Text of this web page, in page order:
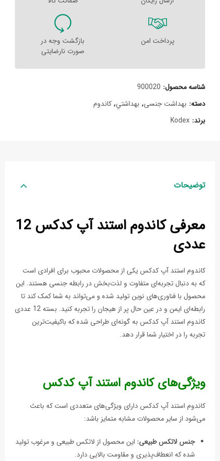
پرداخت امن
بازگشت وجه در
صورت نارضایتی
شناسه محصول: 900020
دسته: بهداشت جنسی, بهداشتي, کاندوم
برند: Kodex
توضیحات
معرفی کاندوم استند آپ کدکس 12
عددی
کاندوم استند آپ کدکس یکی از محصولات محبوب برای افرادی است
که به دنبال تجربه‌ای متفاوت و لذت‌بخش در رابطه جنسی هستند. این
محصول با فناوری‌های نوین تولید شده و می‌تواند به شما کمک کند تا
رابطه‌ای ایمن و در عین حال پر از هیجان را تجربه کنید. بسته 12 عددی
کاندوم استند آپ کدکس به گونه‌ای طراحی شده که باکیفیت‌ترین
تجربه را در اختیار شما قرار دهد.
ویژگی‌های کاندوم استند آپ کدکس
کاندوم استند آپ کدکس دارای ویژگی‌های متعددی است که باعث
می‌شود از سایر محصولات مشابه متمایز باشد:
جنس لاتکس طبیعی: این محصول از لاتکس طبیعی و مرغوب تولید
شده که انعطاف‌پذیری و مقاومت بالایی دارد.